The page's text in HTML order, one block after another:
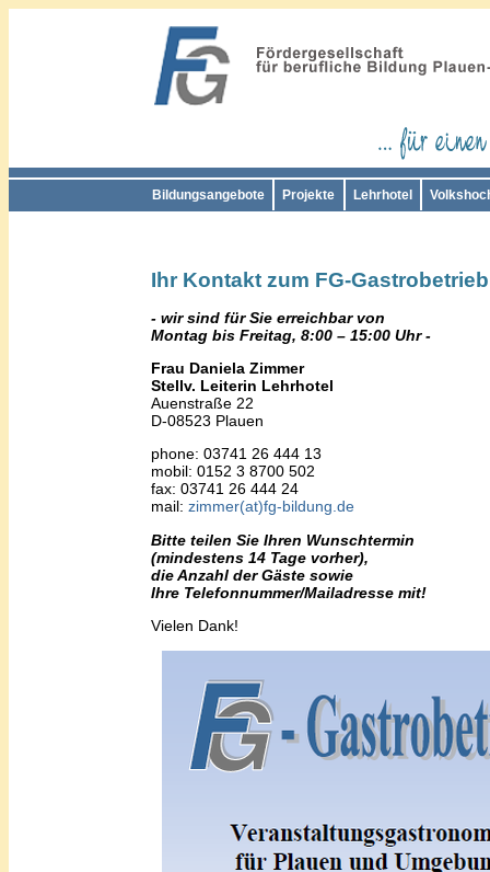
Bildungsangebote Projekte Lehrhotel
Ihr Kontakt zum FG-
- wir sind für Sie erreichbar von
Montag bis Freitag, 8:00 – 15:00 Uhr -
Frau Daniela Zimmer
Stellv. Leiterin Lehrhotel
Auenstraße 22
D-08523 Plauen
phone: 03741 26 444 13
mobil: 0152 3 8700 502
fax: 03741 26 444 24
mail: zimmer(at)fg-bildung.de
Bitte teilen Sie Ihren Wunschtermin
(mindestens 14 Tage vorher),
die Anzahl der Gäste sowie
Ihre Telefonnummer/Mailadresse mit!
Vielen Dank!